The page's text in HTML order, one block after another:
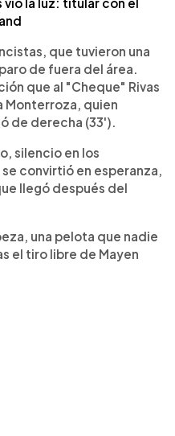
que tuvieron una
de fuera del área.
que al "Cheque" Rivas
Monterroza, quien
de derecha (33').
silencio en los
convirtió en esperanza,
llegó después del
una pelota que nadie
el tiro libre de Mayen